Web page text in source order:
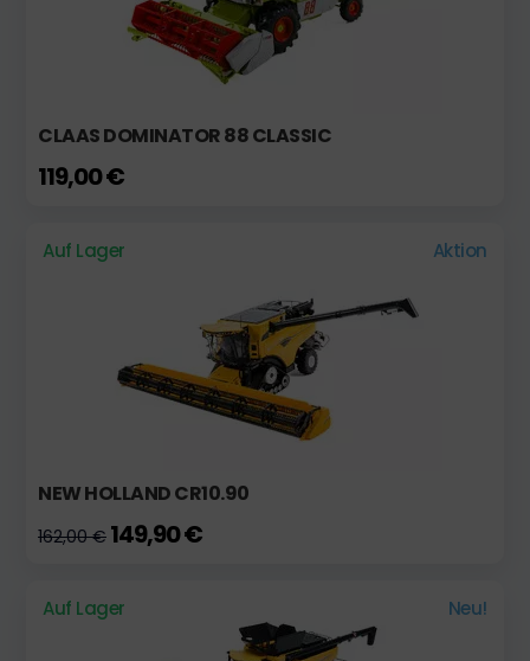
CLAAS DOMINATOR 88 CLASSIC
119,00 €
Auf Lager Aktion
NEW HOLLAND CR10.90
162,00 € 149,90 €
Auf Lager Neu!